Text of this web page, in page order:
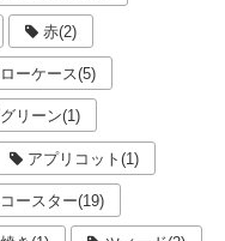
赤(2)
ーケース(5)
リーン(1)
アプリコット(1)
ースター(19)